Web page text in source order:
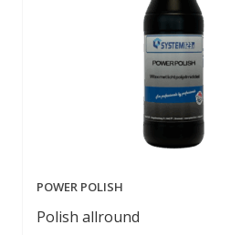
POWER POLISH
Polish allround